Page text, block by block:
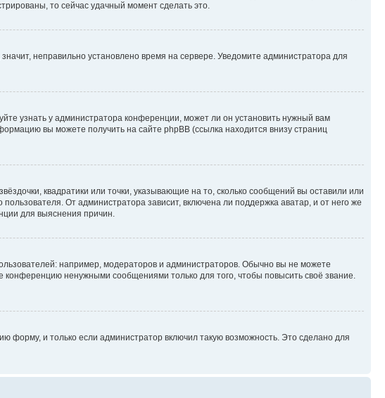
то сейчас удачный момент сделать это.
неправильно установлено время на сервере. Уведомите администратора для
узнать у администратора конференции, может ли он установить нужный вам
вы можете получить на сайте phpBB (ссылка находится внизу страниц
квадратики или точки, указывающие на то, сколько сообщений вы оставили или
От администратора зависит, включена ли поддержка аватар, и от него же
для выяснения причин.
например, модераторов и администраторов. Обычно вы не можете
ненужными сообщениями только для того, чтобы повысить своё звание.
форму, и только если администратор включил такую возможность. Это сделано для